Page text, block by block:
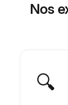
Nos
🔍